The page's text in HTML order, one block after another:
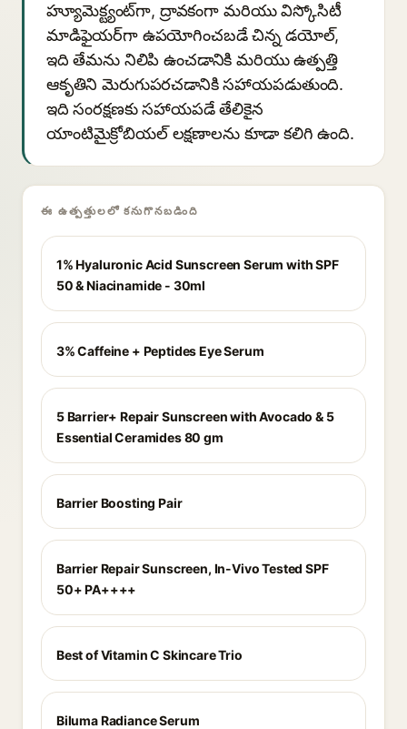
హ్యూమెక్ట్యంట్‌గా, ద్రావకంగా మరియు విస్కోసిటీ
మాడిఫైయర్‌గా ఉపయోగించబడే చిన్న డయోల్,
ఇది తేమను నిలిపి ఉంచడానికి మరియు ఉత్పత్తి
ఆకృతిని మెరుగుపరచడానికి సహాయపడుతుంది.
ఇది సంరక్షణకు సహాయపడే తేలికైన
యాంటిమైక్రోబియల్ లక్షణాలను కూడా కలిగి ఉంది.
ఈ ఉత్పత్తులలో కనుగొనబడింది
1% Hyaluronic Acid Sunscreen Serum with SPF
50 & Niacinamide - 30ml
3% Caffeine + Peptides Eye Serum
5 Barrier+ Repair Sunscreen with Avocado & 5
Essential Ceramides 80 gm
Barrier Boosting Pair
Barrier Repair Sunscreen, In-Vivo Tested SPF
50+ PA++++
Best of Vitamin C Skincare Trio
Biluma Radiance Serum